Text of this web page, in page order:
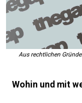
Aus rechtlichen
Wohin und mit